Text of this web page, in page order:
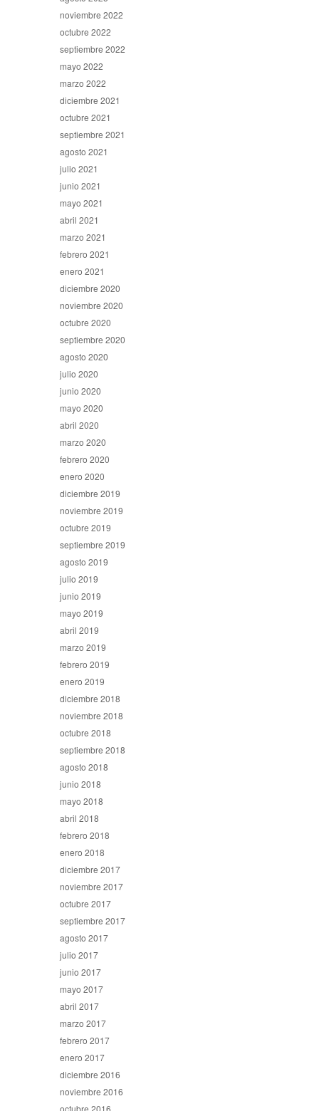
noviembre 2022
octubre 2022
septiembre 2022
mayo 2022
marzo 2022
diciembre 2021
octubre 2021
septiembre 2021
agosto 2021
julio 2021
junio 2021
mayo 2021
abril 2021
marzo 2021
febrero 2021
enero 2021
diciembre 2020
noviembre 2020
octubre 2020
septiembre 2020
agosto 2020
julio 2020
junio 2020
mayo 2020
abril 2020
marzo 2020
febrero 2020
enero 2020
diciembre 2019
noviembre 2019
octubre 2019
septiembre 2019
agosto 2019
julio 2019
junio 2019
mayo 2019
abril 2019
marzo 2019
febrero 2019
enero 2019
diciembre 2018
noviembre 2018
octubre 2018
septiembre 2018
agosto 2018
junio 2018
mayo 2018
abril 2018
febrero 2018
enero 2018
diciembre 2017
noviembre 2017
octubre 2017
septiembre 2017
agosto 2017
julio 2017
junio 2017
mayo 2017
abril 2017
marzo 2017
febrero 2017
enero 2017
diciembre 2016
noviembre 2016
octubre 2016